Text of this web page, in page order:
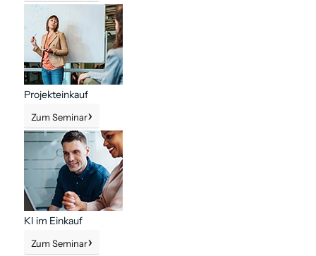
Projekteinkauf
Zum Seminar
KI im Einkauf
Zum Seminar